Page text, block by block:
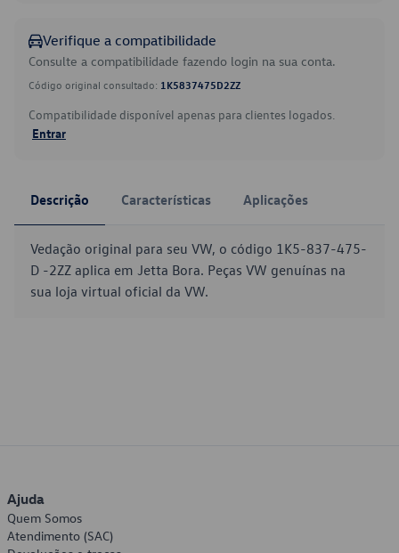
Verifique a compatibilidade
Consulte a compatibilidade fazendo login na sua conta.
Código original consultado: 1K5837475D2ZZ
Compatibilidade disponível apenas para clientes logados.
Entrar
Descrição Características Aplicações
Vedação original para seu VW, o código 1K5-837-475-
D -2ZZ aplica em Jetta Bora. Peças VW genuínas na
sua loja virtual oficial da VW.
Ajuda
Quem Somos
Atendimento (SAC)